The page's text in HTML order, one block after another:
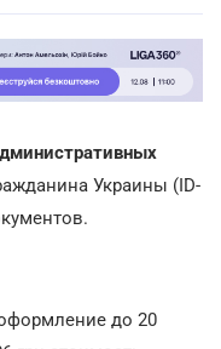
Украины (ID-
до 20